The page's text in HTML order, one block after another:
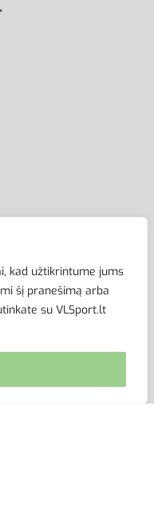
kad užtikrintume jums
šį pranešimą arba
su VLSport.lt